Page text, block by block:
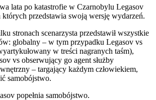
lata po katastrofie w Czarnobylu Legasov
których przedstawia swoją wersję wydarzeń.
stronach scenarzysta przedstawił wszystkie
globalny – w tym przypadku Legasov vs
w treści nagranych taśm),
vs obserwujący go agent służby
– targający każdym człowiekiem,
samobójstwo.
popełnia samobójstwo.